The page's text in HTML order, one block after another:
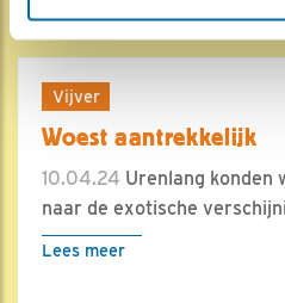
Vijver
Woest aantrekkelijk
10.04.24 Urenlang konden
naar de exotische
Lees meer